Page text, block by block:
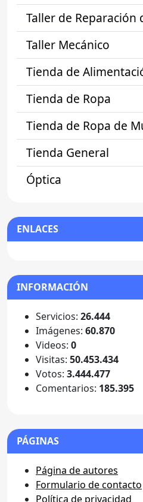
Taller de Reparación
Taller Mecánico
Tienda de
Tienda de Ropa
Tienda de Ropa de
Tienda General
Óptica
ENLACES
INFORMACIÓN
Servicios: 26.444
Imágenes: 60.870
Videos: 0
Visitas: 50.453.434
Votos: 3.444.477
Comentarios: 185.395
PÁGINAS
Página de autores
Formulario de contacto
Política de privacidad